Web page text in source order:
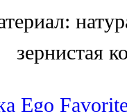
зернистая